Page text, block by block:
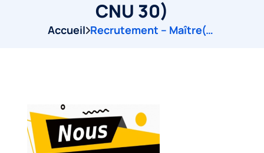
CNU 30)
Accueil Recrutement – Maître(sse) de conférences (Section CNU 30)